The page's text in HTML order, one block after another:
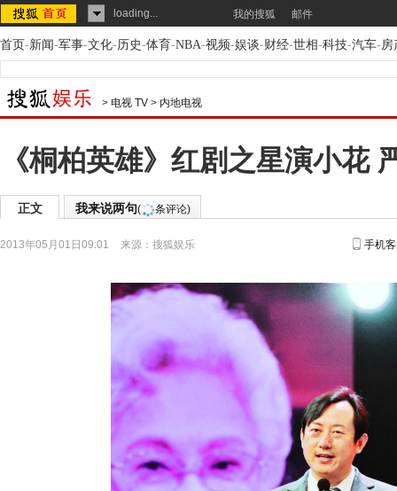
loading... 我的搜狐 邮件
首页-新闻-军事-文化-历史-体育-NBA-视频-娱谈-财经-世相-科技-汽车-房
> 电视 TV > 内地电视
《桐柏英雄》红剧之星演小花
正文 我来说两句( 条评论)
2013年05月01日09:01 来源： 搜狐娱乐 手机